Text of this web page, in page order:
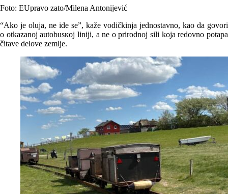
Foto: EUpravo zato/Milena Antonijević
“Ako je oluja, ne ide se”, kaže vodičkinja jednostavno, kao da govori
o otkazanoj autobusкoj liniji, a ne o prirodnoj sili koja redovno potapa
čitave delove zemlje.